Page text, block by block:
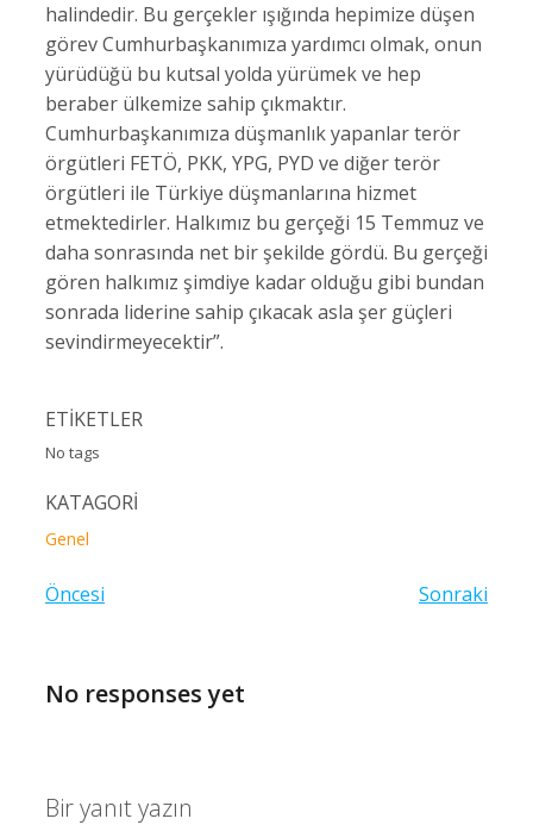
halindedir. Bu gerçekler ışığında hepimize düşen
görev Cumhurbaşkanımıza yardımcı olmak, onun
yürüdüğü bu kutsal yolda yürümek ve hep
beraber ülkemize sahip çıkmaktır.
Cumhurbaşkanımıza düşmanlık yapanlar terör
örgütleri FETÖ, PKK, YPG, PYD ve diğer terör
örgütleri ile Türkiye düşmanlarına hizmet
etmektedirler. Halkımız bu gerçeği 15 Temmuz ve
daha sonrasında net bir şekilde gördü. Bu gerçeği
gören halkımız şimdiye kadar olduğu gibi bundan
sonrada liderine sahip çıkacak asla şer güçleri
sevindirmeyecektir”.
ETİKETLER
No tags
KATAGORİ
Genel
Öncesi Sonraki
No responses yet
Bir yanıt yazın